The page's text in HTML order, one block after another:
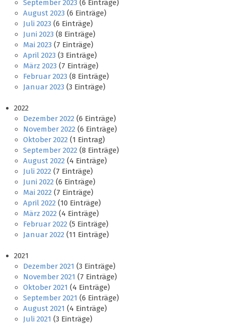
September 2023 (6 Einträge)
August 2023 (6 Einträge)
Juli 2023 (6 Einträge)
Juni 2023 (8 Einträge)
Mai 2023 (7 Einträge)
April 2023 (3 Einträge)
März 2023 (7 Einträge)
Februar 2023 (8 Einträge)
Januar 2023 (3 Einträge)
2022
Dezember 2022 (6 Einträge)
November 2022 (6 Einträge)
Oktober 2022 (1 Eintrag)
September 2022 (8 Einträge)
August 2022 (4 Einträge)
Juli 2022 (7 Einträge)
Juni 2022 (6 Einträge)
Mai 2022 (7 Einträge)
April 2022 (10 Einträge)
März 2022 (4 Einträge)
Februar 2022 (5 Einträge)
Januar 2022 (11 Einträge)
2021
Dezember 2021 (3 Einträge)
November 2021 (7 Einträge)
Oktober 2021 (4 Einträge)
September 2021 (6 Einträge)
August 2021 (4 Einträge)
Juli 2021 (3 Einträge)